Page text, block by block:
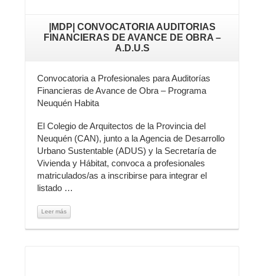
|MDP| CONVOCATORIA AUDITORIAS
FINANCIERAS DE AVANCE DE OBRA –
A.D.U.S
Convocatoria a Profesionales para Auditorías
Financieras de Avance de Obra – Programa
Neuquén Habita
El Colegio de Arquitectos de la Provincia del
Neuquén (CAN), junto a la Agencia de Desarrollo
Urbano Sustentable (ADUS) y la Secretaría de
Vivienda y Hábitat, convoca a profesionales
matriculados/as a inscribirse para integrar el
listado …
Leer más